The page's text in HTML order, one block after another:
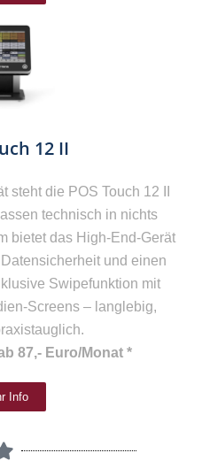
12 II
steht die POS Touch 12 II
technisch in nichts
bietet das High-End-Gerät
und einen
Swipefunktion mit
Screens – langlebig,
87,- Euro/Monat *
Info